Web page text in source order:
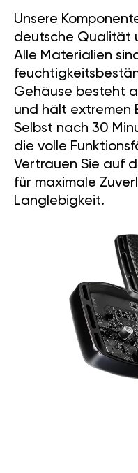
Unsere
deutsche Qualität
Alle Materialien
Gehäuse besteht
und hält extremen
Selbst nach 30
die volle
Vertrauen Sie auf
für maximale
Langlebigkeit.